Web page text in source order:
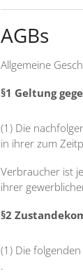
AGBs
Allgemeine
§1 Geltung
(1) Die
in ihrer zum
Verbraucher ist
ihrer
§2
(1) Die
.